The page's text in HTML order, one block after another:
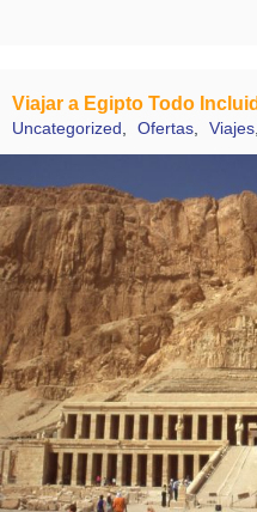
Viajar a Egipto Todo
Uncategorized, Ofertas, Viajes,